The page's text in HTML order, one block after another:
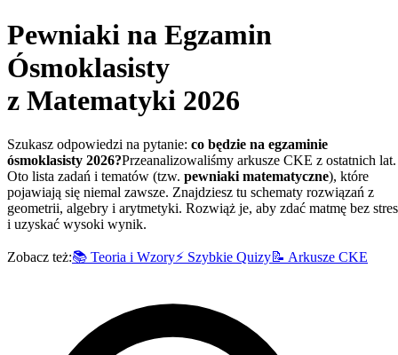
Pewniaki na Egzamin
Ósmoklasisty
z Matematyki 2026
Szukasz odpowiedzi na pytanie: co będzie na egzaminie
ósmoklasisty 2026?Przeanalizowaliśmy arkusze CKE z ostatnich lat.
Oto lista zadań i tematów (tzw. pewniaki matematyczne), które
pojawiają się niemal zawsze. Znajdziesz tu schematy rozwiązań z
geometrii, algebry i arytmetyki. Rozwiąż je, aby zdać matmę bez
i uzyskać wysoki wynik.
Zobacz też:📚 Teoria i Wzory⚡ Szybkie Quizy📝 Arkusze CKE